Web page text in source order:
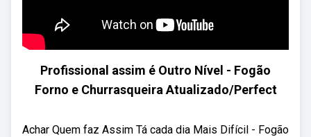
Profissional assim é Outro Nível - Fogão
Forno e Churrasqueira Atualizado/Perfect
Achar Quem faz Assim Tá cada dia Mais Difícil - Fogão